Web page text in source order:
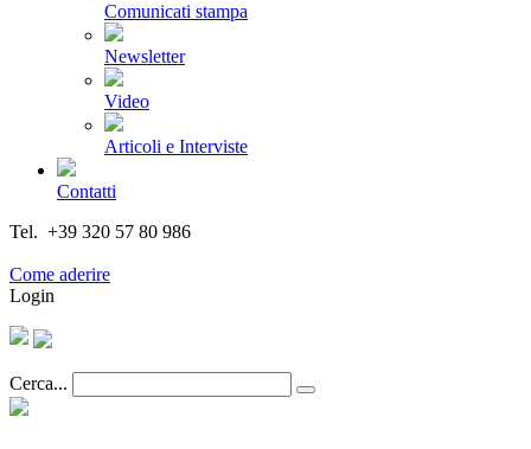
Comunicati stampa
Newsletter
Video
Articoli e Interviste
Contatti
Tel. +39 320 57 80 986
Come aderire
Login
Cerca...